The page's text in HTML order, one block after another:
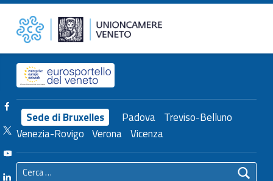
Luca Dal Fabbro, ESG: La misurazione della sostenibilità, Rubbettino Editore, 2022 – Unioncamere del Veneto Unioncamere del Veneto
Header info sidebar
Sede di Bruxelles Padova Treviso-Belluno
Venezia-Rovigo Verona Vicenza
Facebook Unioncamere Veneto
Twitter Unioncamere Veneto
Youtube Unioncamere Veneto
Linkedin Unioncamere Veneto
Ricerca per: